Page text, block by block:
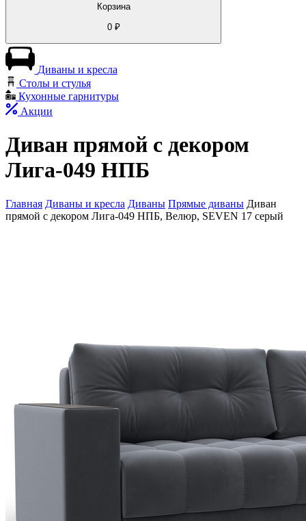
Корзина
0₽
Диваны и кресла
Столы и стулья
Кухонные гарнитуры
Акции
Диван прямой с декором
Лига-049 НПБ
Главная Диваны и кресла Диваны Прямые диваны Диван
прямой с декором Лига-049 НПБ, Велюр, SEVEN 17 серый